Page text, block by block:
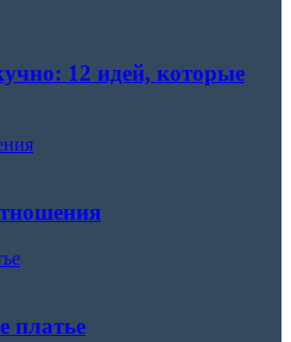
12 идей, которые
платье